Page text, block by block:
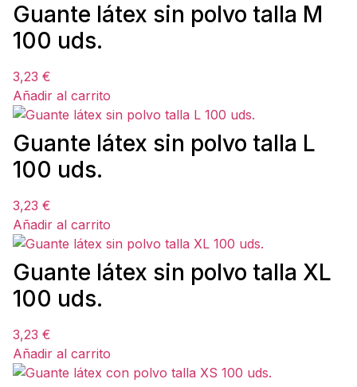
Guante látex sin polvo talla M
100 uds.
3,23 €
Añadir al carrito
Guante látex sin polvo talla L
100 uds.
3,23 €
Añadir al carrito
Guante látex sin polvo talla XL
100 uds.
3,23 €
Añadir al carrito